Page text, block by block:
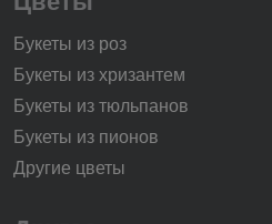
Букеты из роз
Букеты из хризантем
Букеты из тюльпанов
Букеты из пионов
Другие цветы